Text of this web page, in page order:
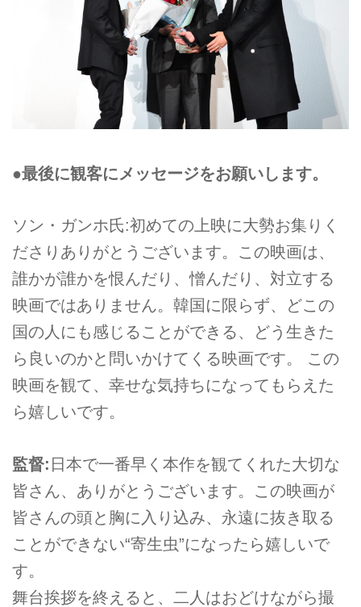
●最後に観客にメッセージをお願いします。
ソン・ガンホ氏:初めての上映に大勢お集りく
ださりありがとうございます。この映画は、
誰かが誰かを恨んだり、憎んだり、対立する
映画ではありません。韓国に限らず、どこの
国の人にも感じることができる、どう生きた
ら良いのかと問いかけてくる映画です。 この
映画を観て、幸せな気持ちになってもらえた
ら嬉しいです。
監督: 日本で一番早く本作を観てくれた大切な
皆さん、ありがとうございます。この映画が
皆さんの頭と胸に入り込み、永遠に抜き取る
ことができない“寄生虫”になったら嬉しいで
す。
舞台挨拶を終えると、二人はおどけながら撮